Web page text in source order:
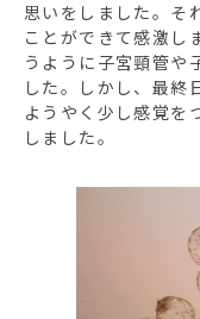
思いをしました。そ
ことができて感激し
うように子宮頸管や
した。しかし、最終
ようやく少し感覚を
しました。